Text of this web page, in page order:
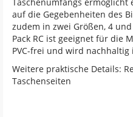
auf die Gegebenheiten des
zudem in zwei Größen, 4
Pack RC ist geeignet für die
PVC-frei und wird
Weitere praktische Details:
Taschenseiten